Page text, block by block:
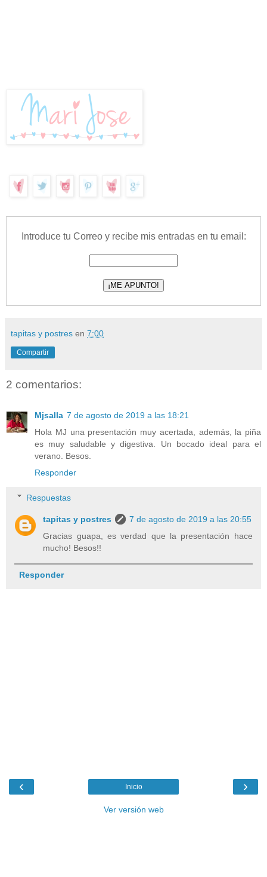
Introduce tu Correo y recibe mis entradas en tu email:
tapitas y postres en 7:00
Compartir
2 comentarios:
Mjsalla 7 de agosto de 2019 a las 18:21
Hola MJ una presentación muy acertada, además, la piña
es muy saludable y digestiva. Un bocado ideal para el
verano. Besos.
Responder
Respuestas
tapitas y postres
7 de agosto de 2019 a las 20:55
Gracias guapa, es verdad que la presentación hace
mucho! Besos!!
Responder
‹ ›
Inicio
Ver versión web